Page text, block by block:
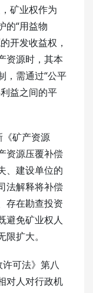
矿业权作为
的“用益物
开发收益权，
资源时，其本
，需通过“公平
益之间的平
矿产资源
资源压覆补偿
、建设单位的
法解释将补偿
存在勘查投资
避免矿业权人
扩大。
可法》第八
对人对行政机